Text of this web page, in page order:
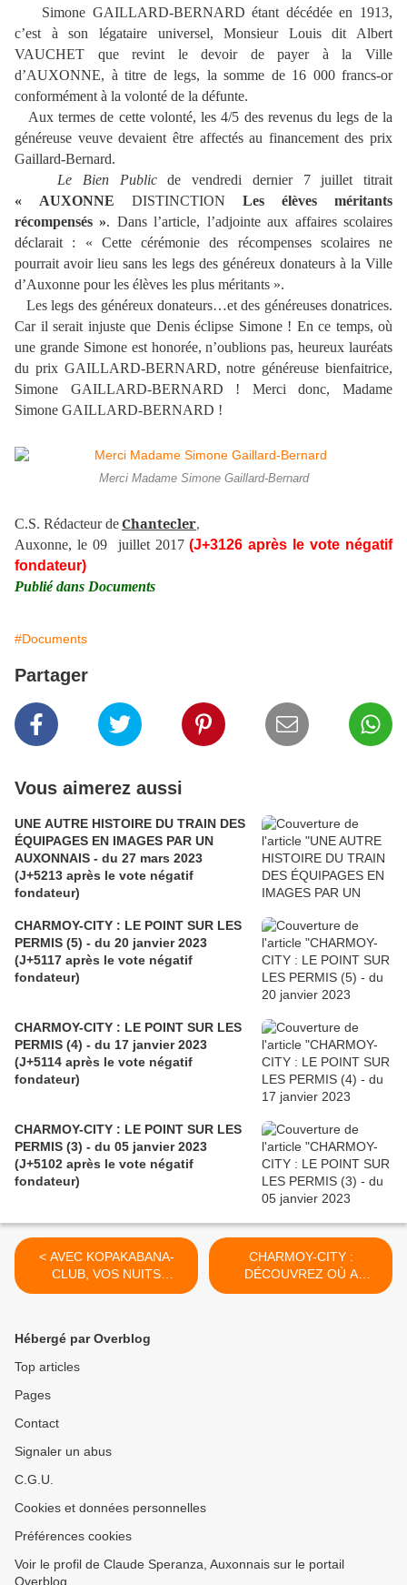
Simone GAILLARD-BERNARD étant décédée en 1913,
c’est à son légataire universel, Monsieur Louis dit Albert
VAUCHET que revint le devoir de payer à la Ville
d’AUXONNE, à titre de legs, la somme de 16 000 francs-or
conformément à la volonté de la défunte.
Aux termes de cette volonté, les 4/5 des revenus du legs de la
généreuse veuve devaient être affectés au financement des prix
Gaillard-Bernard.
Le Bien Publicde vendredi dernier 7 juillet titrait
« AUXONNE DISTINCTION Les élèves méritants
récompensés ». Dans l’article, l’adjointe aux affaires scolaires
déclarait : « Cette cérémonie des récompenses scolaires ne
pourrait avoir lieu sans les legs des généreux donateurs à la Ville
d’Auxonne pour les élèves les plus méritants ».
Les legs des généreux donateurs…et des généreuses donatrices.
Car il serait injuste que Denis éclipse Simone ! En ce temps, où
une grande Simone est honorée, n’oublions pas, heureux lauréats
du prix GAILLARD-BERNARD, notre généreuse bienfaitrice,
Simone GAILLARD-BERNARD ! Merci donc, Madame
Simone GAILLARD-BERNARD !
Merci Madame Simone Gaillard-Bernard
C.S. Rédacteur deChantecler,
Auxonne, le 09 juillet 2017 (J+3126 après le vote négatif
fondateur)
Publié dans Documents
#Documents
Partager
Vous aimerez aussi
UNE AUTRE HISTOIRE DU TRAIN DES
ÉQUIPAGES EN IMAGES PAR UN
AUXONNAIS - du 27 mars 2023
(J+5213 après le vote négatif
fondateur)
CHARMOY-CITY : LE POINT SUR LES
PERMIS (5) - du 20 janvier 2023
(J+5117 après le vote négatif
fondateur)
CHARMOY-CITY : LE POINT SUR LES
PERMIS (4) - du 17 janvier 2023
(J+5114 après le vote négatif
fondateur)
CHARMOY-CITY : LE POINT SUR LES
PERMIS (3) - du 05 janvier 2023
(J+5102 après le vote négatif
fondateur)
< AVEC KOPAKABANA-
CLUB, VOS NUITS
SERONT PLUS BELLES À
après le vote négatif
CHARMOY-CITY :
DÉCOUVREZ OÙ A
ABOUTI LE PSC « NON
Hébergé par Overblog
Top articles
Pages
Contact
Signaler un abus
C.G.U.
Cookies et données personnelles
Préférences cookies
Voir le profil de Claude Speranza, Auxonnais sur le portail
Overblog